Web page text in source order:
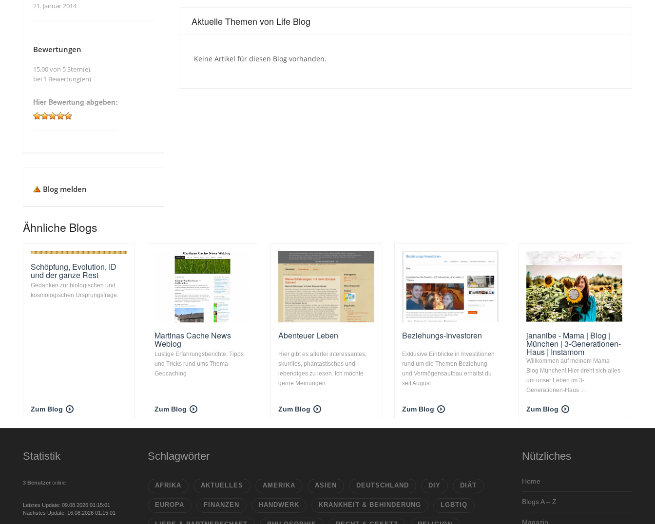
Aktuelle Themen von Life Blog
Keine Artikel für diesen Blog vorhanden.
21. Januar 2014
Bewertungen
15,00 von 5 Stern(e),
bei 1 Bewertung(en)
Hier Bewertung abgeben:
Blog melden
Ähnliche Blogs
Schöpfung, Evolution, ID
und der ganze Rest
Gedanken zur biologischen und
kosmologischen Ursprungsfrage.
Zum Blog
Martinas Cache News
Weblog
Lustige Erfahrungsberichte, Tipps
und Tricks rund ums Thema
Geocaching
Zum Blog
Abenteuer Leben
Hier gibt es allerlei interessantes,
skurriles, phantastisches und
lebendiges zu lesen. Ich möchte
gerne Meinungen ...
Zum Blog
Beziehungs-Investoren
Exklusive Einblicke in Investitionen
rund um die Themen Beziehung
und Vermögensaufbau erhältst du
seit August ...
Zum Blog
jananibe - Mama | Blog |
München | 3-Generationen-
Haus | Instamom
Willkommen auf meinem Mama
Blog München! Hier dreht sich alles
um unser Leben im 3-
Generationen-Haus ...
Zum Blog
Statistik
3 Benutzer online
Letztes Update: 09.08.2026 01:15:01
Nächstes Update: 16.08.2026 01:15:01
Schlagwörter
AFRIKA AKTUELLES AMERIKA ASIEN DEUTSCHLAND DIY DIÄT
EUROPA FINANZEN HANDWERK KRANKHEIT & BEHINDERUNG LGBTIQ
Nützliches
Home
Blogs A – Z
Magazin